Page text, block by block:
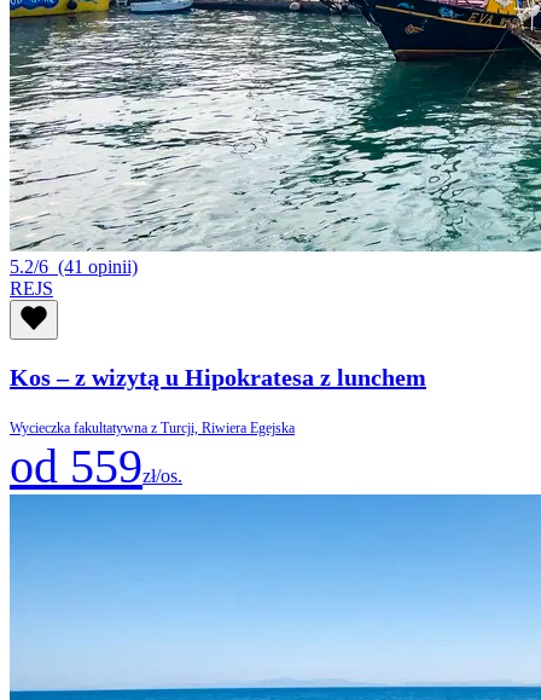
5.2/6 (41 opinii)
REJS
Kos – z wizytą u Hipokratesa z lunchem
Wycieczka fakultatywna z Turcji, Riwiera Egejska
od 559zł/os.